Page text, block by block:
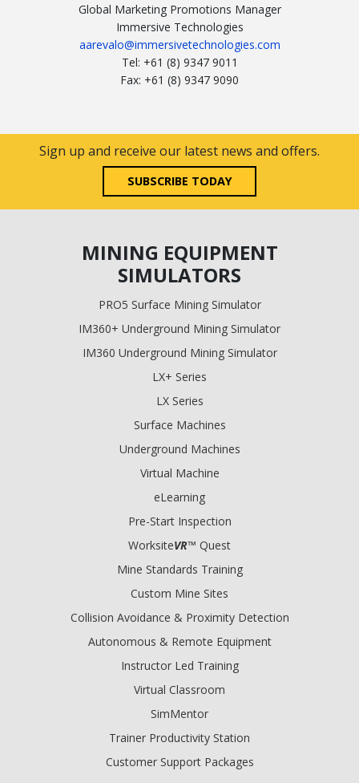
Global Marketing Promotions Manager
Immersive Technologies
aarevalo@immersivetechnologies.com
Tel: +61 (8) 9347 9011
Fax: +61 (8) 9347 9090
Sign up and receive our latest news and offers.
SUBSCRIBE TODAY
MINING EQUIPMENT
SIMULATORS
PRO5 Surface Mining Simulator
IM360+ Underground Mining Simulator
IM360 Underground Mining Simulator
LX+ Series
LX Series
Surface Machines
Underground Machines
Virtual Machine
eLearning
Pre-Start Inspection
WorksiteVR™ Quest
Mine Standards Training
Custom Mine Sites
Collision Avoidance & Proximity Detection
Autonomous & Remote Equipment
Instructor Led Training
Virtual Classroom
SimMentor
Trainer Productivity Station
Customer Support Packages